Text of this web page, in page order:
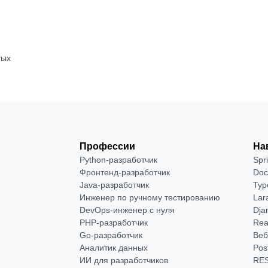
Профессии
Python-разработчик
Фронтенд-разработчик
Java-разработчик
Инженер по ручному тестированию
DevOps-инженер с нуля
РНР-разработчик
Go-разработчик
Аналитик данных
ИИ для разработчиков